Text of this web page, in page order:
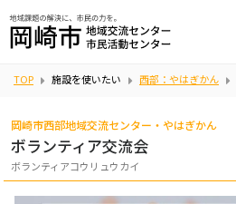
TOP 施設を使いたい 西部：やはぎかん
岡崎市西部地域交流センター・やはぎかん
ボランティア交流会
ボランティアコウリュウカイ